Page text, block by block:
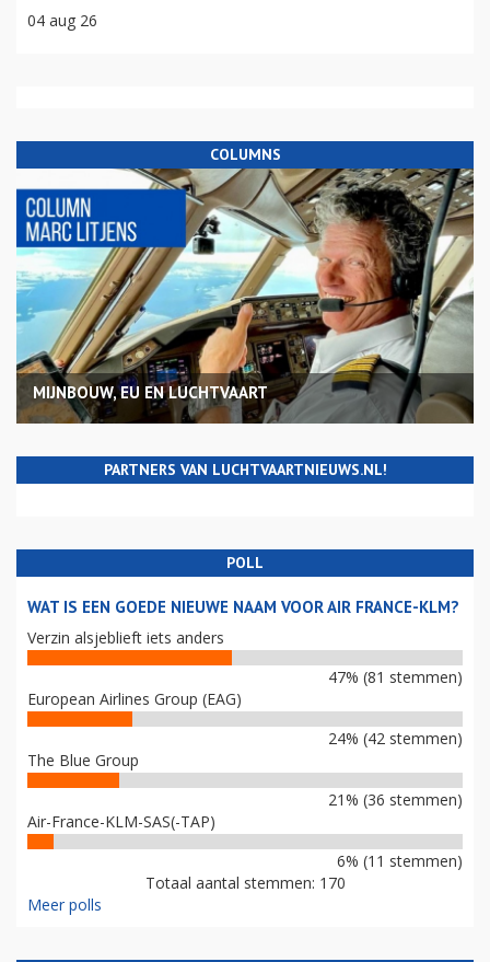
04 aug 26
COLUMNS
MIJNBOUW, EU EN LUCHTVAART
PARTNERS VAN LUCHTVAARTNIEUWS.NL!
POLL
WAT IS EEN GOEDE NIEUWE NAAM VOOR AIR FRANCE-KLM?
Verzin alsjeblieft iets anders
47% (81 stemmen)
European Airlines Group (EAG)
24% (42 stemmen)
The Blue Group
21% (36 stemmen)
Air-France-KLM-SAS(-TAP)
6% (11 stemmen)
Totaal aantal stemmen: 170
Meer polls